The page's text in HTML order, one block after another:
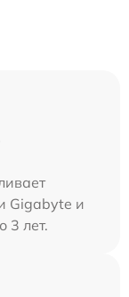
Gigabyte и
3 лет.